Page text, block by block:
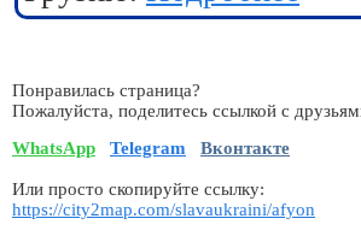
Понравилась страница?
Пожалуйста, поделитесь ссылкой с
WhatsApp
Telegram Вконтакте
Или просто скопируйте ссылку:
https://city2map.com/slavaukraini/afyon